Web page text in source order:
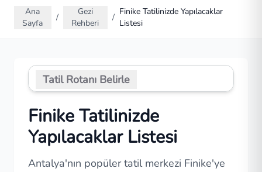
Ana
Sayfa
/
Gezi
Rehberi
/
Finike Tatilinizde Yapılacaklar
Listesi
Tatil Rotanı Belirle
Finike Tatilinizde
Yapılacaklar Listesi
Antalya'nın popüler tatil merkezi Finike'ye